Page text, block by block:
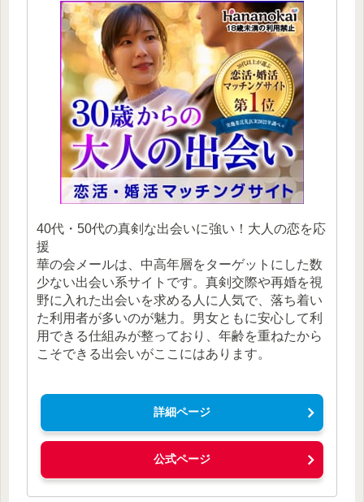
40代・50代の真剣な出会いに強い！大人の恋を応
援
華の会メールは、中高年層をターゲットにした数
少ない出会い系サイトです。真剣交際や再婚を視
野に入れた出会いを求める人に人気で、落ち着い
た利用者が多いのが魅力。男女ともに安心して利
用できる仕組みが整っており、年齢を重ねたから
こそできる出会いがここにはあります。
詳細ページ
公式ページ